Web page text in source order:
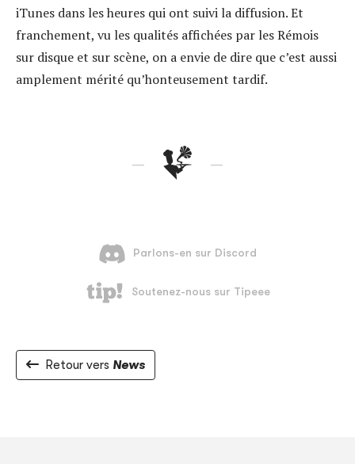
iTunes dans les heures qui ont suivi la diffusion. Et
franchement, vu les qualités affichées par les Rémois
sur disque et sur scène, on a envie de dire que c’est aussi
amplement mérité qu’honteusement tardif.
Retour vers News